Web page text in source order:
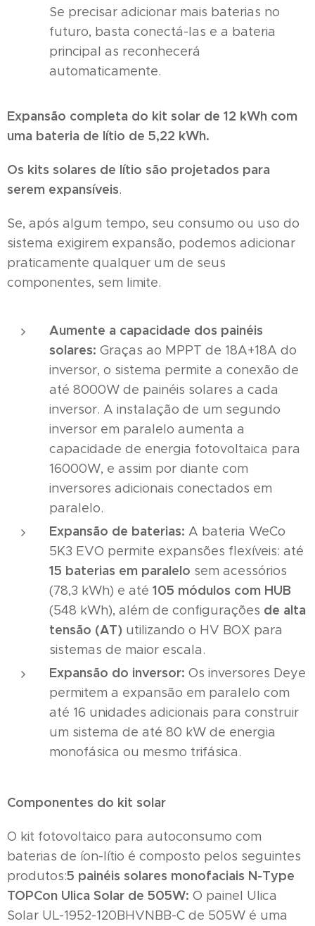
Se precisar adicionar mais baterias no
futuro, basta conectá-las e a bateria
principal as reconhecerá
automaticamente.
Expansão completa do kit solar de 12 kWh com
uma bateria de lítio de 5,22 kWh.
Os kits solares de lítio são projetados para
serem expansíveis.
Se, após algum tempo, seu consumo ou uso do
sistema exigirem expansão, podemos adicionar
praticamente qualquer um de seus
componentes, sem limite.
Aumente a capacidade dos painéis
solares: Graças ao MPPT de 18A+18A do
inversor, o sistema permite a conexão de
até 8000W de painéis solares a cada
inversor. A instalação de um segundo
inversor em paralelo aumenta a
capacidade de energia fotovoltaica para
16000W, e assim por diante com
inversores adicionais conectados em
paralelo.
Expansão de baterias: A bateria WeCo
5K3 EVO permite expansões flexíveis: até
15 baterias em paralelo sem acessórios
(78,3 kWh) e até 105 módulos com HUB
(548 kWh), além de configurações de alta
tensão (AT) utilizando o HV BOX para
sistemas de maior escala.
Expansão do inversor: Os inversores Deye
permitem a expansão em paralelo com
até 16 unidades adicionais para construir
um sistema de até 80 kW de energia
monofásica ou mesmo trifásica.
Componentes do kit solar
O kit fotovoltaico para autoconsumo com
baterias de íon-lítio é composto pelos seguintes
produtos:5 painéis solares monofaciais N-Type
TOPCon Ulica Solar de 505W: O painel Ulica
Solar UL-1952-120BHVNBB-C de 505W é uma